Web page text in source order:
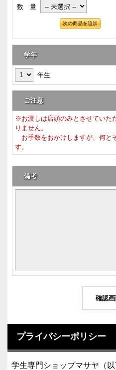
数 量
学年
年生
ご注意
※お渡しは店頭のみとさせていた
りません。
お手数をおかけしますが、何と
す。
備考
確認
プライバシーポリシー
学生専門ショップマサヤ（